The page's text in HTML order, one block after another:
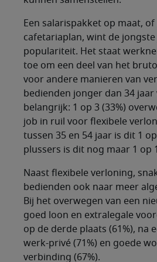
Een salarispakket op maat,
cafetariaplan, wint de jongste
populariteit. Het staat
toe om een deel van het
voor andere manieren van
bedienden jonger dan 34
belangrijk: 1 op 3 (33%)
job in ruil voor flexibele
tussen 35 en 54 jaar is dit 1 op
plussers is dit nog maar 1 op
Naast flexibele verloning,
bedienden ook naar meer
Bij het overwegen van een
goed loon en extralegale
op de derde plaats (61%), na
werk-privé (71%) en goede
verbinding (67%).